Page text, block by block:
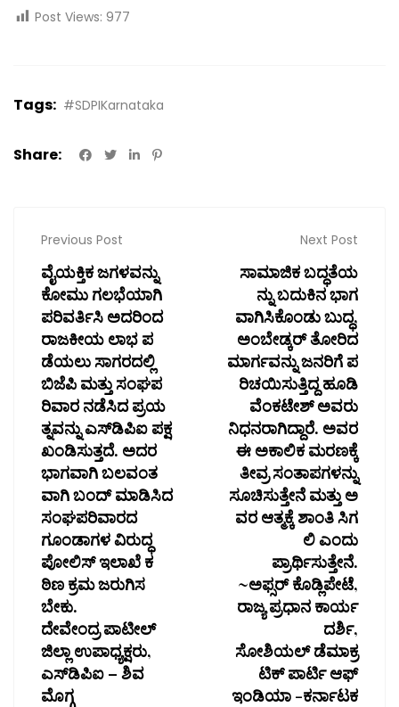
Post Views: 977
Tags: #SDPIKarnataka
Share:
Previous Post
ವೈಯಕ್ತಿಕ ಜಗಳವನ್ನು
ಕೋಮು ಗಲಭೆಯಾಗಿ
ಪರಿವರ್ತಿಸಿ ಅದರಿಂದ
ರಾಜಕೀಯ ಲಾಭ ಪ
ಡೆಯಲು ಸಾಗರದಲ್ಲಿ
ಬಿಜೆಪಿ ಮತ್ತು ಸಂಘಪ
ರಿವಾರ ನಡೆಸಿದ ಪ್ರಯ
ತ್ನವನ್ನು ಎಸ್‌ಡಿಪಿಐ ಪಕ್ಷ
ಖಂಡಿಸುತ್ತದೆ. ಅದರ
ಭಾಗವಾಗಿ ಬಲವಂತ
ವಾಗಿ ಬಂದ್ ಮಾಡಿಸಿದ
ಸಂಘಪರಿವಾರದ
ಗೂಂಡಾಗಳ ವಿರುದ್ಧ
ಪೋಲಿಸ್ ಇಲಾಖೆ ಕ
ಠಿಣ ಕ್ರಮ ಜರುಗಿಸ
ಬೇಕು.
ದೇವೇಂದ್ರ ಪಾಟೀಲ್
ಜಿಲ್ಲಾ ಉಪಾಧ್ಯಕ್ಷರು,
ಎಸ್‌ಡಿಪಿಐ – ಶಿವ
ಮೊಗ್ಗ
Next Post
ಸಾಮಾಜಿಕ ಬದ್ಧತೆಯ
ನ್ನು ಬದುಕಿನ ಭಾಗ
ವಾಗಿಸಿಕೊಂಡು ಬುದ್ಧ,
ಅಂಬೇಡ್ಕರ್ ತೋರಿದ
ಮಾರ್ಗವನ್ನು ಜನರಿಗೆ ಪ
ರಿಚಯಿಸುತ್ತಿದ್ದ ಹೂಡಿ
ವೆಂಕಟೇಶ್ ಅವರು
ನಿಧನರಾಗಿದ್ದಾರೆ. ಅವರ
ಈ ಅಕಾಲಿಕ ಮರಣಕ್ಕೆ
ತೀವ್ರ ಸಂತಾಪಗಳನ್ನು
ಸೂಚಿಸುತ್ತೇನೆ ಮತ್ತು ಅ
ವರ ಆತ್ಮಕ್ಕೆ ಶಾಂತಿ ಸಿಗ
ಲಿ ಎಂದು
ಪ್ರಾರ್ಥಿಸುತ್ತೇನೆ.
~ಅಫ್ಸರ್‌ ಕೊಡ್ಲಿಪೇಟೆ,
ರಾಜ್ಯ ಪ್ರಧಾನ ಕಾರ್ಯ
ದರ್ಶಿ,
ಸೋಶಿಯಲ್ ಡೆಮಾಕ್ರ
ಟಿಕ್ ಪಾರ್ಟಿ ಆಫ್
ಇಂಡಿಯಾ -ಕರ್ನಾಟಕ